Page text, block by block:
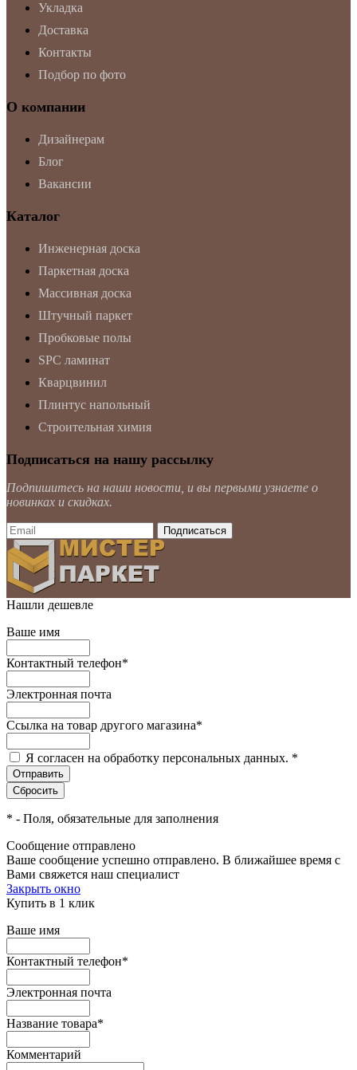
Укладка
Доставка
Контакты
Подбор по фото
О компании
Дизайнерам
Блог
Вакансии
Каталог
Инженерная доска
Паркетная доска
Массивная доска
Штучный паркет
Пробковые полы
SPC ламинат
Кварцвинил
Плинтус напольный
Строительная химия
Подписаться на нашу рассылку
Подпишитесь на наши новости, и вы первыми узнаете о
новинках и скидках.
Нашли дешевле
Ваше имя
Контактный телефон*
Электронная почта
Ссылка на товар другого магазина*
Я согласен на обработку персональных данных. *
* - Поля, обязательные для заполнения
Сообщение отправлено
Ваше сообщение успешно отправлено. В ближайшее время с
Вами свяжется наш специалист
Закрыть окно
Купить в 1 клик
Ваше имя
Контактный телефон*
Электронная почта
Название товара*
Комментарий